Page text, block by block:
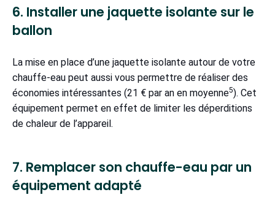
6. Installer une jaquette isolante sur le
ballon
La mise en place d’une jaquette isolante autour de votre
chauffe-eau peut aussi vous permettre de réaliser des
économies intéressantes (21 € par an en moyenne5). Cet
équipement permet en effet de limiter les déperditions
de chaleur de l’appareil.
7. Remplacer son chauffe-eau par un
équipement adapté